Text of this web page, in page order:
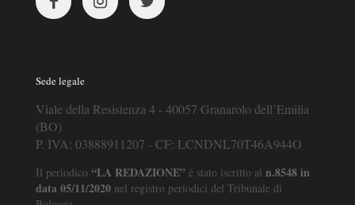
Sede legale
Viale della Resistenza 4 - 40057 Granarolo dell’Emilia
(BO)
P. IVA: 03888911207 - CF: LCNDNL70T46A944O
Il periodico “LA REDAZIONE” è stato iscritto al n.8548 in
data 05/11/2020 nel registro periodici del Tribunale di